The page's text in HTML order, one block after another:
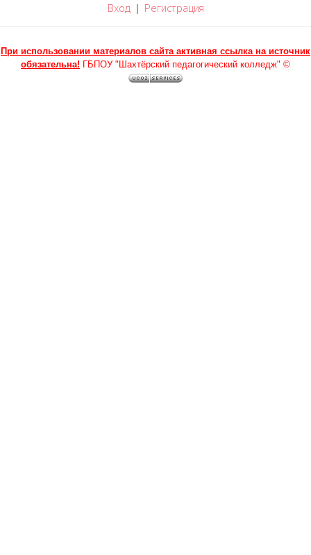
Вход| Регистрация
При использовании материалов сайта активная ссылка на источник
обязательна! ГБПОУ "Шахтёрский педагогический колледж" ©